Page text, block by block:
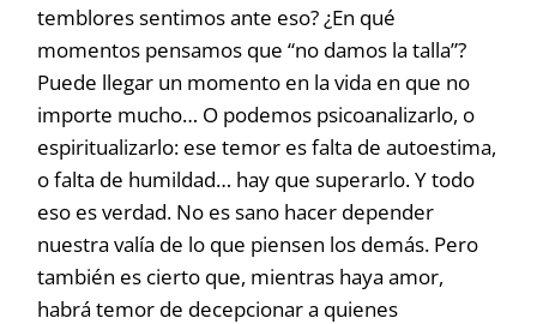
temblores sentimos ante eso? ¿En qué
momentos pensamos que “no damos la talla”?
Puede llegar un momento en la vida en que no
importe mucho… O podemos psicoanalizarlo, o
espiritualizarlo: ese temor es falta de autoestima,
o falta de humildad… hay que superarlo. Y todo
eso es verdad. No es sano hacer depender
nuestra valía de lo que piensen los demás. Pero
también es cierto que, mientras haya amor,
habrá temor de decepcionar a quienes